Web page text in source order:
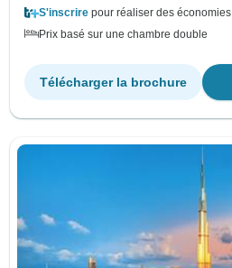
S'inscrire pour réaliser des économies
Prix basé sur une chambre double
Télécharger la brochure